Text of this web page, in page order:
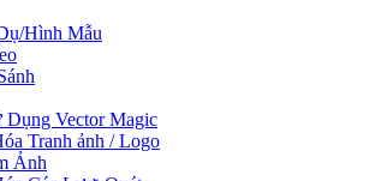
Hình Mẫu
Dụng Vector Magic
Tranh ảnh / Logo
Ảnh